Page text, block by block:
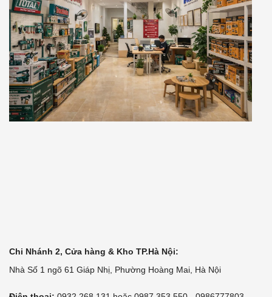
Chi Nhánh 2, Cửa hàng & Kho TP.Hà Nội:
Nhà Số 1 ngõ 61 Giáp Nhị, Phường Hoàng Mai, Hà Nội